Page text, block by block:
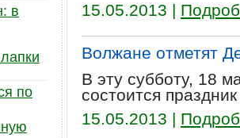
15.05.2013 |
Волжане отметят
В эту субботу, 18
состоится
15.05.2013 |
в
по